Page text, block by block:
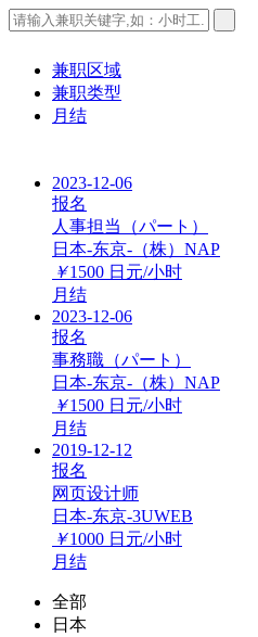
兼职区域
兼职类型
月结
2023-12-06
报名
人事担当（パート）
日本-东京-（株）NAP
￥1500 日元/小时
月结
2023-12-06
报名
事務職（パート）
日本-东京-（株）NAP
￥1500 日元/小时
月结
2019-12-12
报名
网页设计师
日本-东京-3UWEB
￥1000 日元/小时
月结
全部
日本